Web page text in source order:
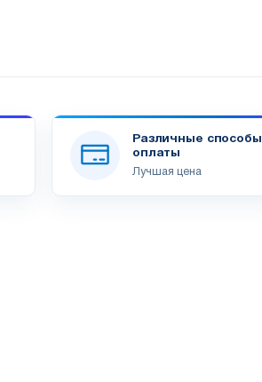
Различные способы
оплаты
Лучшая цена